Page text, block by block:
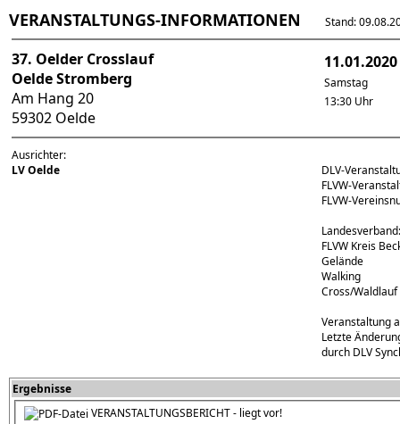
VERANSTALTUNGS-INFORMATIONEN Stand:
37. Oelder Crosslauf
Oelde Stromberg
Am Hang 20
59302 Oelde
11.01.2020
Samstag
13:30 Uhr
Ausrichter:
LV Oelde
DLV-
FLVW-
FLVW-
FLVW Kreis
Gelände
Walking
Cross/Waldlauf
Veranstaltung
Letzte
durch DLV
Ergebnisse
VERANSTALTUNGSBERICHT - liegt vor!